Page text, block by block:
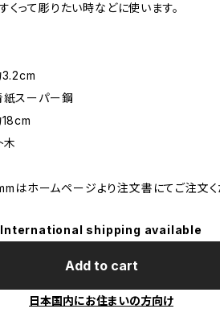
くって彫りたい時などに使います。
3.2cm
紙スーパー鋼
18cm
木
はホームページより注文書にてご注文く
International shipping available
Add to cart
日本国内にお住まいの方向け